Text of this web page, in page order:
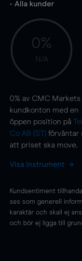
- Alla kunder
0%
N/A
0% av CMC Markets
kundkonton med en
öppen position på
Co AB (ST) förväntar
att priset ska move.
Visa instrument
Kundsentiment
ses som generell
karaktär och skall ej
och bör ej ligga till